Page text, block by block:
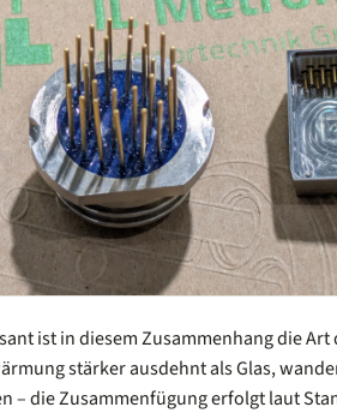
ist in diesem Zusammenhang die Art
stärker ausdehnt als Glas,
– die Zusammenfügung erfolgt laut